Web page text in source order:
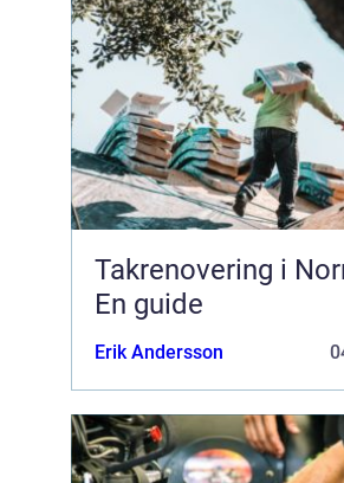
Takrenovering i
En guide
Erik Andersson